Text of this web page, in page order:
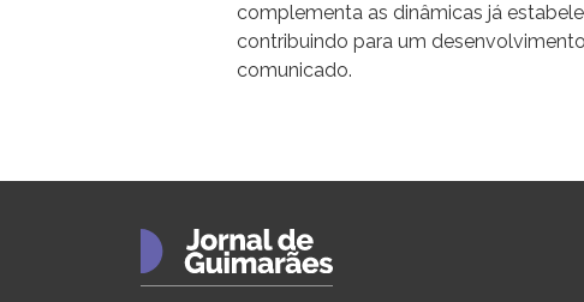
complementa as dinâmicas já
contribuindo para um
comunicado.